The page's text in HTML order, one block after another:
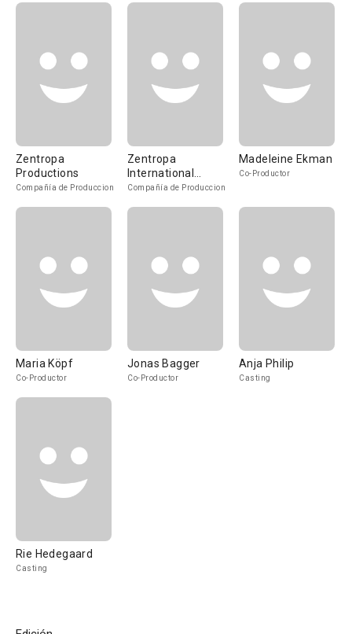
Zentropa
Productions
Compañía de Produccion
Zentropa
International
Sweden
Compañía de Produccion
Madeleine Ekman
Co-Productor
Maria Köpf
Co-Productor
Jonas Bagger
Co-Productor
Anja Philip
Casting
Rie Hedegaard
Casting